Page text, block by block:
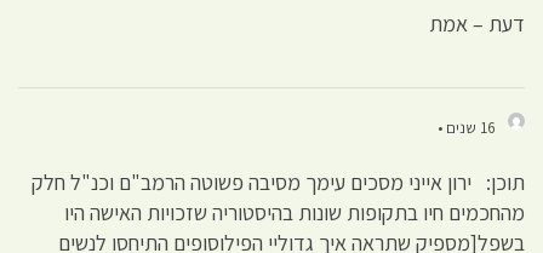
דעת – אמת
16 שנים •
תוכן: ירון אייני מסכים עימך מסיבה פשוטה הרמב"ם וכנ"ל חלק
מהחכמים חיו בתקופות שונות בהיסטוריה שזכויות האישה היו
בשפל[מספיק שתראה איך גדוליי הפילוסופים התיחסו לנשים